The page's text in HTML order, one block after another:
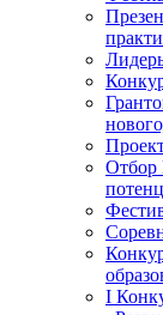
Отбор
I